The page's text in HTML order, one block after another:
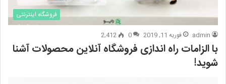
فروشگاه اینترنتی
admin فوریه 11, 2019 0
2,412
با الزامات راه اندازی فروشگاه آنلاین محصولات آشنا
شوید!